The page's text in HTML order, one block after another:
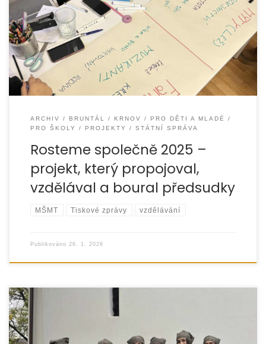
Během roku 2025 jsme realizovali projekt „Rosteme
společně 2025“, jehož cílem bylo podporovat porozumění
mezi lidmi, posilovat respekt k odlišnostem a předcházet
ARCHIV BRUNTÁL KRNOV
PRO DĚTI A MLADÉ
PRO ŠKOLY
PROJEKTY STÁTNÍ SPRÁVA
Rosteme společně 2025 –
projekt, který propojoval,
vzdělával a boural předsudky
MŠMT Tiskové zprávy vzdělávání
Publikováno 26. 1. 2026